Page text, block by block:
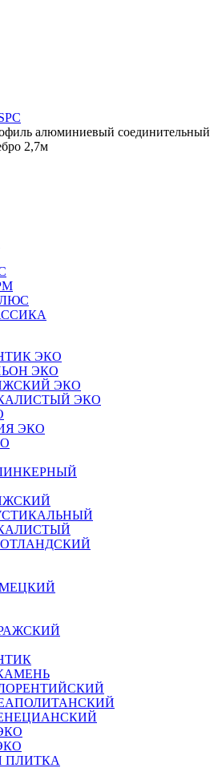
алюминиевый соединительный
2,7м
ЭКО
ЭКО
ЭКО
ЭКО
ЭКО
ПЛИТКА